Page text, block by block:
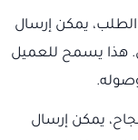
يمكن إرسال
هذا يسمح للعميل
يمكن إرسال